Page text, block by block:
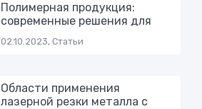
Полимерная продукция:
современные решения для
02.10.2023, Статьи
Области применения
лазерной резки металла с